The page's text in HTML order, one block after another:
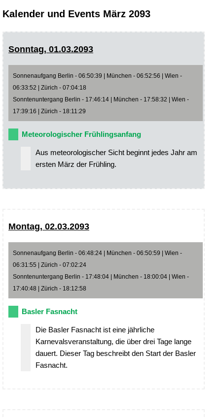
Kalender und Events März 2093
Sonntag, 01.03.2093
Sonnenaufgang Berlin - 06:50:39 | München - 06:52:56 | Wien -
06:33:52 | Zürich - 07:04:18
Sonntenuntergang Berlin - 17:46:14 | München - 17:58:32 | Wien -
17:39:16 | Zürich - 18:11:29
Meteorologischer Frühlingsanfang
Aus meteorologischer Sicht beginnt jedes Jahr am
ersten März der Frühling.
Montag, 02.03.2093
Sonnenaufgang Berlin - 06:48:24 | München - 06:50:59 | Wien -
06:31:55 | Zürich - 07:02:24
Sonntenuntergang Berlin - 17:48:04 | München - 18:00:04 | Wien -
17:40:48 | Zürich - 18:12:58
Basler Fasnacht
Die Basler Fasnacht ist eine jährliche
Karnevalsveranstaltung, die über drei Tage lange
dauert. Dieser Tag beschreibt den Start der Basler
Fasnacht.